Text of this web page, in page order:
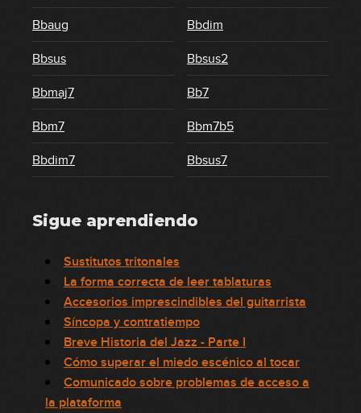
Bbaug Bbdim
Bbsus Bbsus2
Bbmaj7 Bb7
Bbm7 Bbm7b5
Bbdim7 Bbsus7
Sigue aprendiendo
Sustitutos tritonales
La forma correcta de leer tablaturas
Accesorios imprescindibles del guitarrista
Síncopa y contratiempo
Breve Historia del Jazz - Parte I
Cómo superar el miedo escénico al tocar
Comunicado sobre problemas de acceso a
la plataforma